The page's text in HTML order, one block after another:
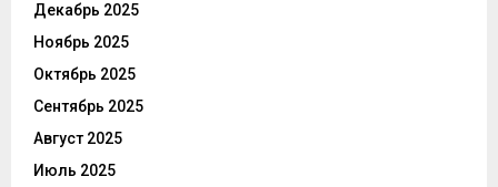
Декабрь 2025
Ноябрь 2025
Октябрь 2025
Сентябрь 2025
Август 2025
Июль 2025